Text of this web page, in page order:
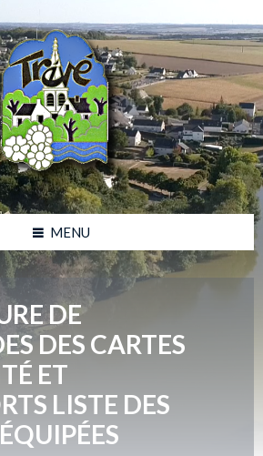
MENU
DE
DES CARTES
ET
LISTE DES